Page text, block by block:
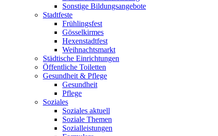
Sonstige Bildungsangebote
Stadtfeste
Frühlingsfest
Gösselkirmes
Hexenstadtfest
Weihnachtsmarkt
Städtische Einrichtungen
Öffentliche Toiletten
Gesundheit & Pflege
Gesundheit
Pflege
Soziales
Soziales aktuell
Soziale Themen
Sozialleistungen